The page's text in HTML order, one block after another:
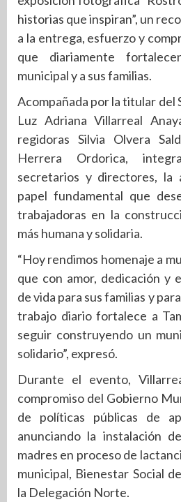
historias que inspiran”, un
a la entrega, esfuerzo y
que diariamente
municipal y a sus familias.
Acompañada por la titular del
Luz Adriana Villarreal
regidoras Silvia Olvera
Herrera Ordorica,
secretarios y directores, la
papel fundamental que
trabajadoras en la
más humana y solidaria.
“Hoy rendimos homenaje a
que con amor, dedicación y
de vida para sus familias y
trabajo diario fortalece a
seguir construyendo un
solidario”, expresó.
Durante el evento,
compromiso del Gobierno
de políticas públicas de
anunciando la instalación
madres en proceso de
municipal, Bienestar Social
la Delegación Norte.